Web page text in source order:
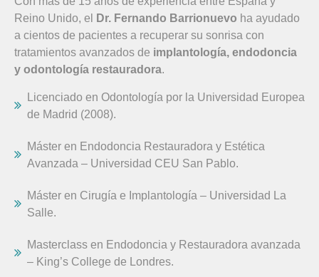
Reino Unido, el
Dr. Fernando Barrionuevo ha ayudado
a cientos de pacientes a recuperar su sonrisa con
tratamientos avanzados de implantología, endodoncia
y odontología restauradora.
Licenciado en Odontología por la Universidad Europea
de Madrid (2008).
Máster en Endodoncia Restauradora y Estética
Avanzada – Universidad CEU San Pablo.
Máster en Cirugía e Implantología – Universidad La
Salle.
Masterclass en Endodoncia y Restauradora avanzada
– King’s College de Londres.